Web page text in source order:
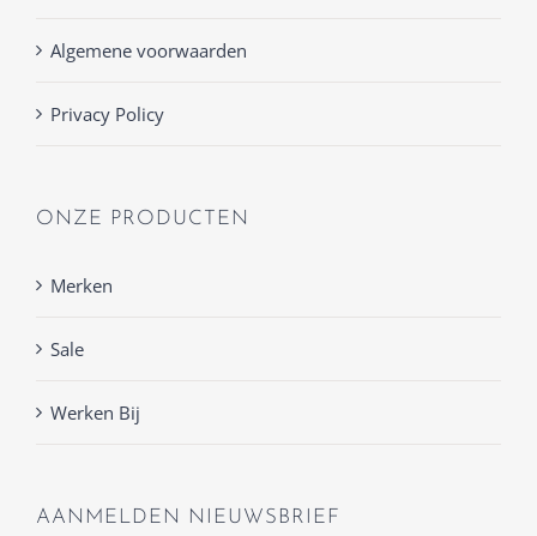
Algemene voorwaarden
Privacy Policy
ONZE PRODUCTEN
Merken
Sale
Werken Bij
AANMELDEN NIEUWSBRIEF